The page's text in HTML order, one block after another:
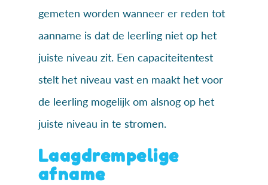
gemeten worden wanneer er reden tot
aanname is dat de leerling niet op het
juiste niveau zit. Een capaciteitentest
stelt het niveau vast en maakt het voor
de leerling mogelijk om alsnog op het
juiste niveau in te stromen.
Laagdrempelige
afname